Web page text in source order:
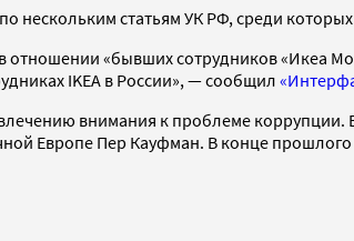
нескольким статьям УК РФ, среди
отношении «бывших сотрудников «Икеа
IKEA в России», — сообщил
внимания к проблеме
Европе Пер Кауфман. В конце